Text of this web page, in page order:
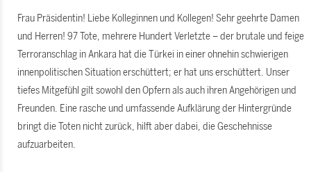
Frau Präsidentin! Liebe Kolleginnen und Kollegen! Sehr geehrte Damen
und Herren! 97 Tote, mehrere Hundert Verletzte – der brutale und feige
Terroranschlag in Ankara hat die Türkei in einer ohnehin schwierigen
innenpolitischen Situation erschüttert; er hat uns erschüttert. Unser
tiefes Mitgefühl gilt sowohl den Opfern als auch ihren Angehörigen und
Freunden. Eine rasche und umfassende Aufklärung der Hintergründe
bringt die Toten nicht zurück, hilft aber dabei, die Geschehnisse
aufzuarbeiten.